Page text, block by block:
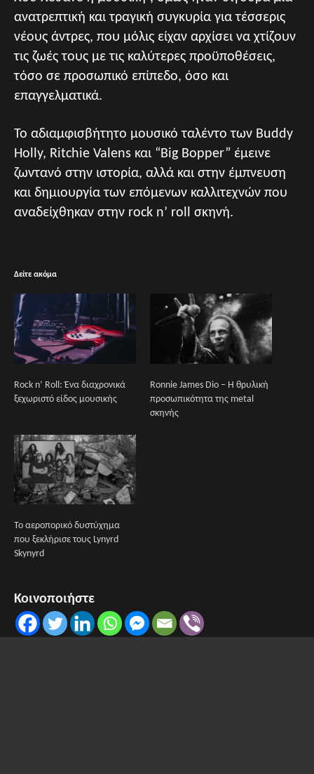
ανατρεπτική και τραγική συγκυρία για τέσσερις
νέους άντρες, που μόλις είχαν αρχίσει να χτίζουν
τις ζωές τους με τις καλύτερες προϋποθέσεις,
τόσο σε προσωπικό επίπεδο, όσο και
επαγγελματικά.
Το αδιαμφισβήτητο μουσικό ταλέντο των Buddy
Holly, Ritchie Valens και “Big Bopper” έμεινε
ζωντανό στην ιστορία, αλλά και στην έμπνευση
και δημιουργία των επόμενων καλλιτεχνών που
αναδείχθηκαν στην rock n’ roll σκηνή.
Δείτε ακόμα
Rock n’ Roll: Ένα διαχρονικά
ξεχωριστό είδος μουσικής
Ronnie James Dio – Η θρυλική
προσωπικότητα της metal
σκηνής
Το αεροπορικό δυστύχημα
που ξεκλήρισε τους Lynyrd
Skynyrd
Κοινοποιήστε